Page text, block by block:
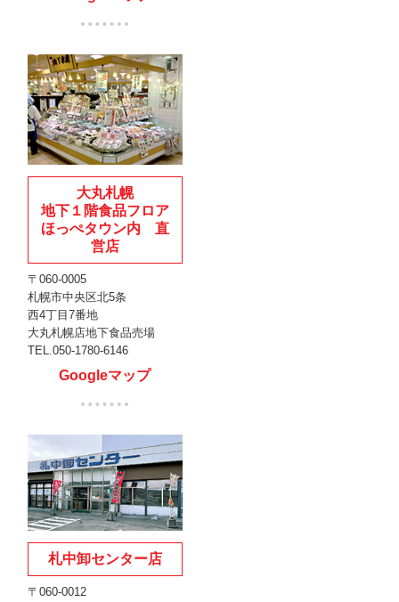
大丸札幌
地下１階食品フロア
ほっぺタウン内 直
営店
〒060-0005
札幌市中央区北5条
西4丁目7番地
大丸札幌店地下食品売場
TEL. 050-1780-6146
Googleマップ
札中卸センター店
〒060-0012